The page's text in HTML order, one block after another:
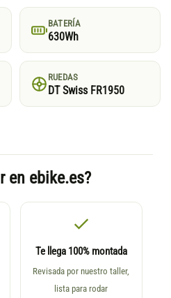
BATERÍA
630Wh
RUEDAS
DT Swiss FR1950
en ebike.es?
Te llega 100% montada
Revisada por nuestro taller,
lista para rodar